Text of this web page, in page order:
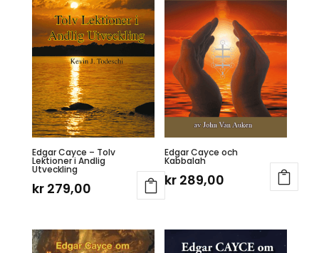
Edgar Cayce – Tolv
Lektioner i Andlig
Utveckling
kr279,00
Edgar Cayce och
Kabbalah
kr 289,00